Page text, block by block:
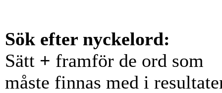
Sök efter nyckelord:
Sätt + framför de ord som
måste finnas med i